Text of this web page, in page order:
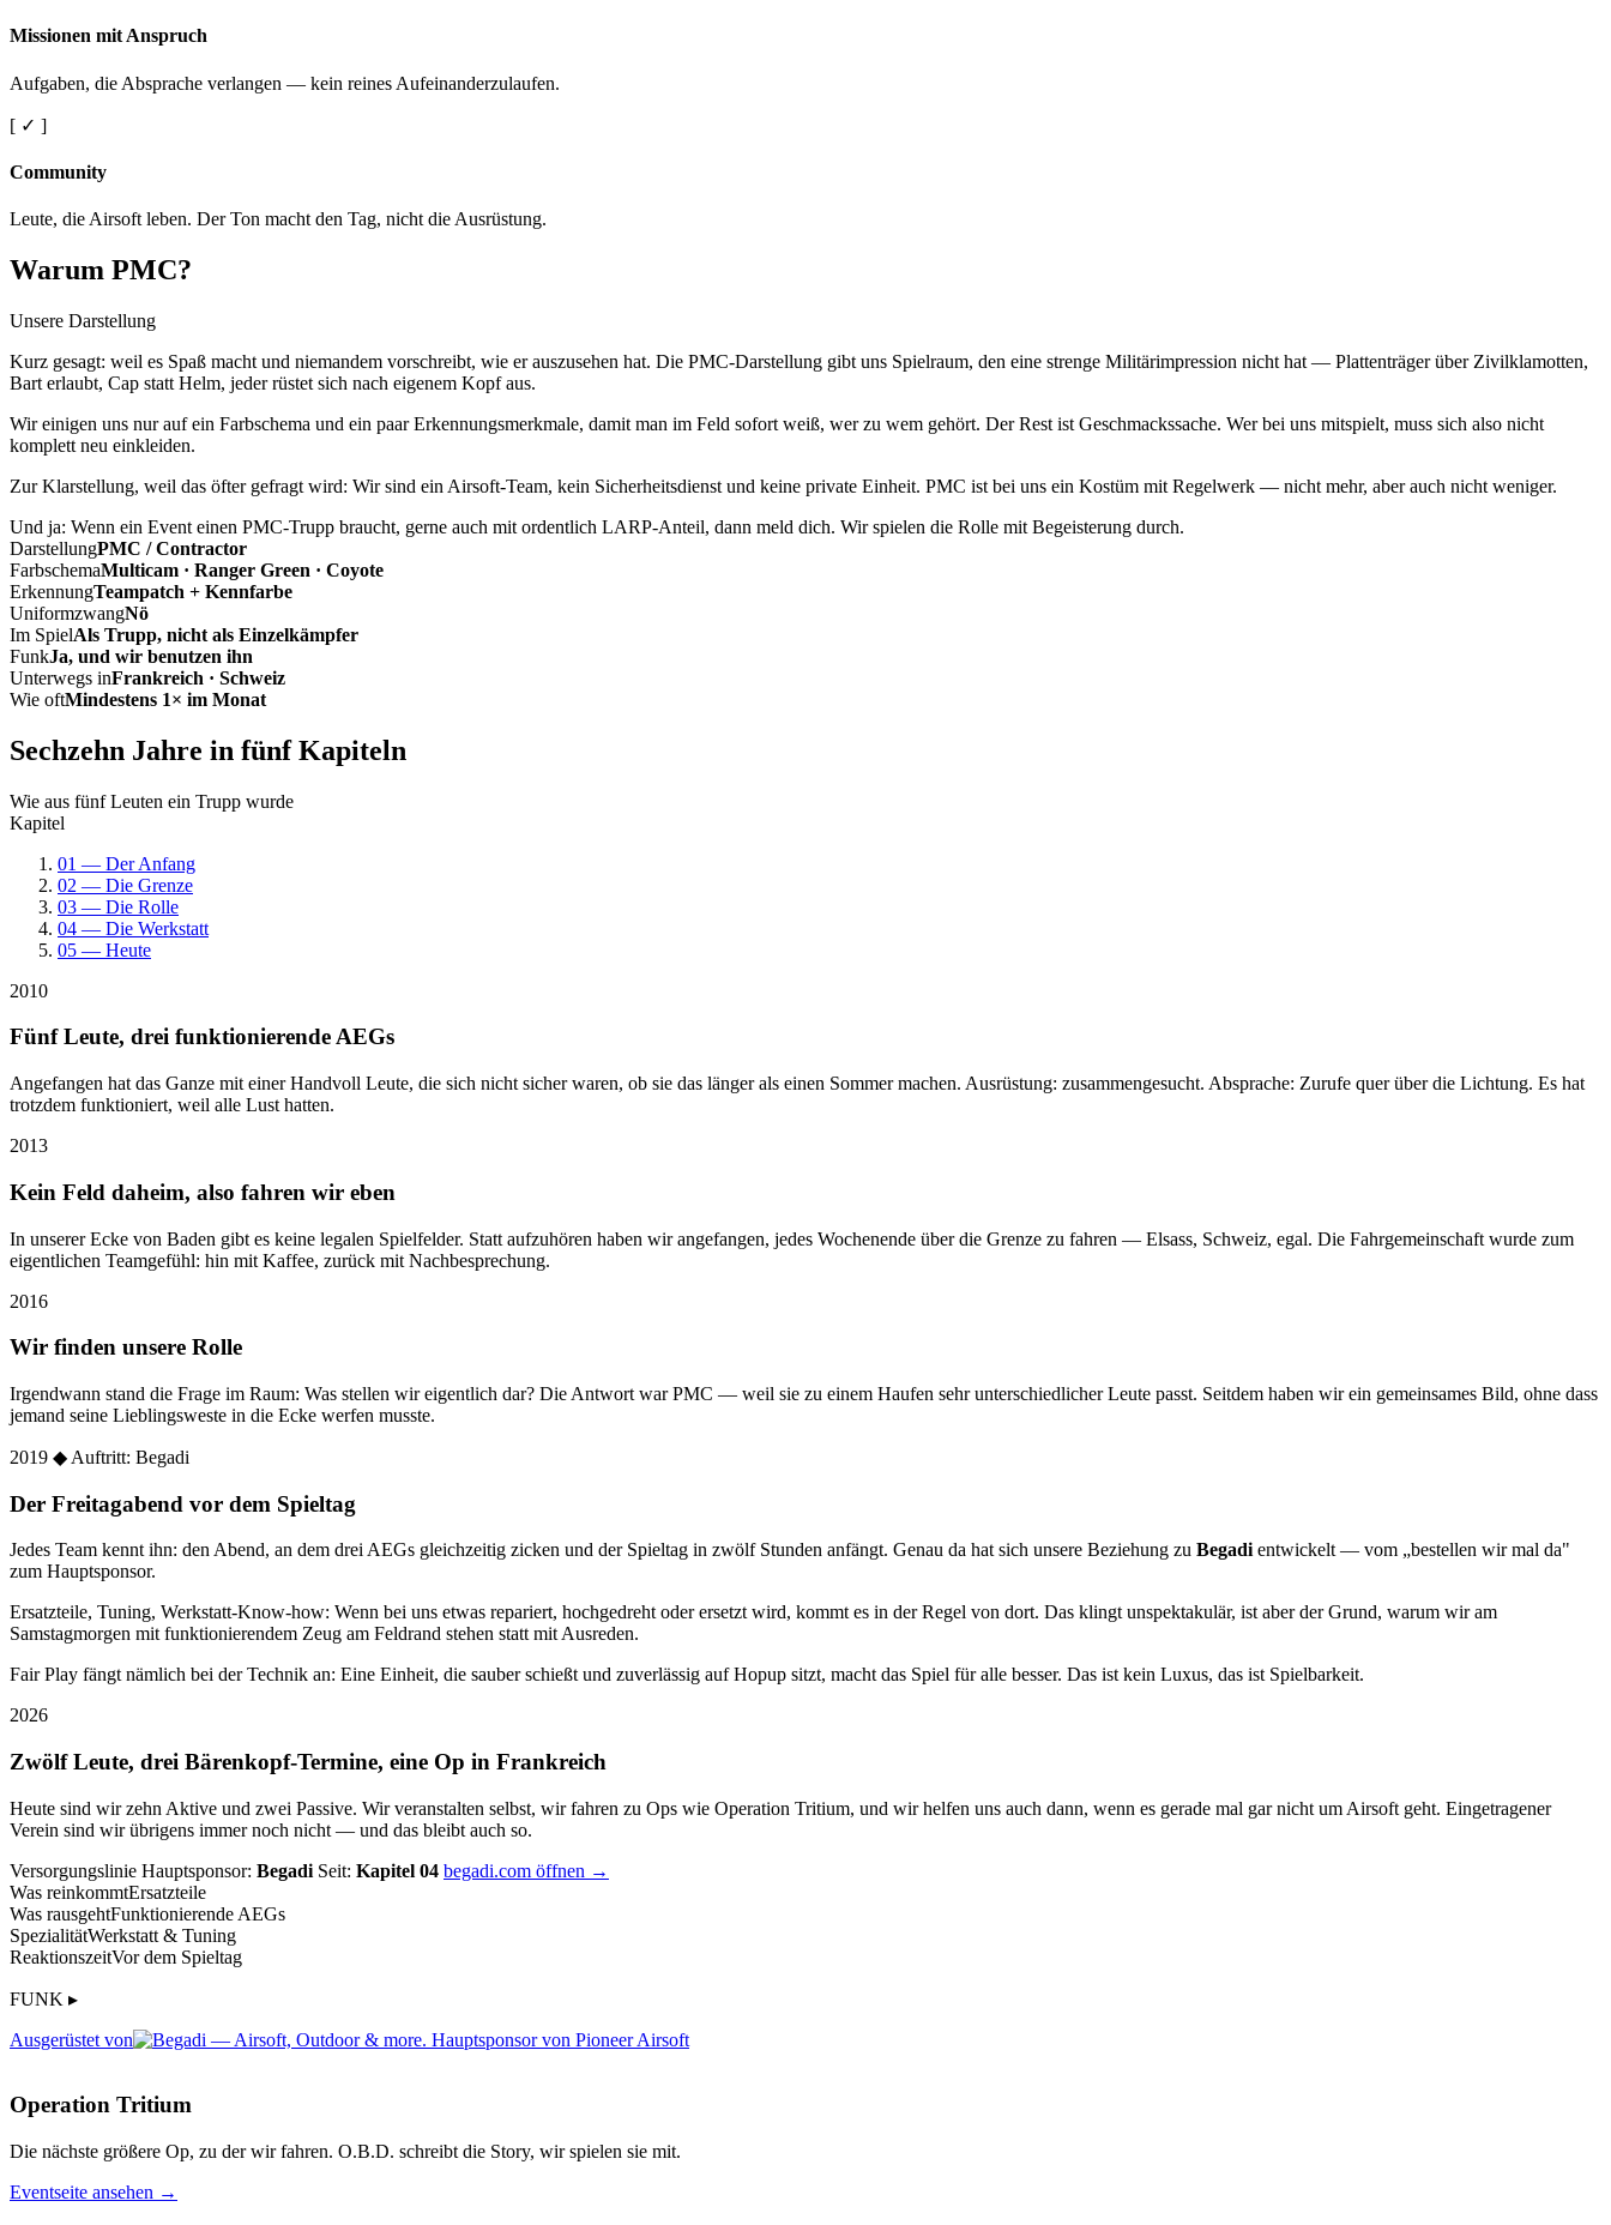
Missionen mit Anspruch
Aufgaben, die Absprache verlangen — kein reines Aufeinanderzulaufen.
[ ✓ ]
Community
Leute, die Airsoft leben. Der Ton macht den Tag, nicht die Ausrüstung.
Warum PMC?
Unsere Darstellung
Kurz gesagt: weil es Spaß macht und niemandem vorschreibt, wie er auszusehen hat. Die PMC-Darstellung gibt uns Spielraum, den eine strenge Militärimpression nicht hat — Plattenträger über Zivilklamotten,
Bart erlaubt, Cap statt Helm, jeder rüstet sich nach eigenem Kopf aus.
Wir einigen uns nur auf ein Farbschema und ein paar Erkennungsmerkmale, damit man im Feld sofort weiß, wer zu wem gehört. Der Rest ist Geschmackssache. Wer bei uns mitspielt, muss sich also nicht
komplett neu einkleiden.
Zur Klarstellung, weil das öfter gefragt wird: Wir sind ein Airsoft-Team, kein Sicherheitsdienst und keine private Einheit. PMC ist bei uns ein Kostüm mit Regelwerk — nicht mehr, aber auch nicht weniger.
Und ja: Wenn ein Event einen PMC-Trupp braucht, gerne auch mit ordentlich LARP-Anteil, dann meld dich. Wir spielen die Rolle mit Begeisterung durch.
DarstellungPMC / Contractor
FarbschemaMulticam · Ranger Green · Coyote
ErkennungTeampatch + Kennfarbe
UniformzwangNö
Im SpielAls Trupp, nicht als Einzelkämpfer
FunkJa, und wir benutzen ihn
Unterwegs inFrankreich · Schweiz
Wie oftMindestens 1× im Monat
Sechzehn Jahre in fünf Kapiteln
Wie aus fünf Leuten ein Trupp wurde
Kapitel
01 — Der Anfang
02 — Die Grenze
03 — Die Rolle
04 — Die Werkstatt
05 — Heute
2010
Fünf Leute, drei funktionierende AEGs
Angefangen hat das Ganze mit einer Handvoll Leute, die sich nicht sicher waren, ob sie das länger als einen Sommer machen. Ausrüstung: zusammengesucht. Absprache: Zurufe quer über die Lichtung. Es hat
trotzdem funktioniert, weil alle Lust hatten.
2013
Kein Feld daheim, also fahren wir eben
In unserer Ecke von Baden gibt es keine legalen Spielfelder. Statt aufzuhören haben wir angefangen, jedes Wochenende über die Grenze zu fahren — Elsass, Schweiz, egal. Die Fahrgemeinschaft wurde zum
eigentlichen Teamgefühl: hin mit Kaffee, zurück mit Nachbesprechung.
2016
Wir finden unsere Rolle
Irgendwann stand die Frage im Raum: Was stellen wir eigentlich dar? Die Antwort war PMC — weil sie zu einem Haufen sehr unterschiedlicher Leute passt. Seitdem haben wir ein gemeinsames Bild, ohne dass
jemand seine Lieblingsweste in die Ecke werfen musste.
2019 ◆ Auftritt: Begadi
Der Freitagabend vor dem Spieltag
Jedes Team kennt ihn: den Abend, an dem drei AEGs gleichzeitig zicken und der Spieltag in zwölf Stunden anfängt. Genau da hat sich unsere Beziehung zu Begadientwickelt — vom „bestellen wir mal da"
zum Hauptsponsor.
Ersatzteile, Tuning, Werkstatt-Know-how: Wenn bei uns etwas repariert, hochgedreht oder ersetzt wird, kommt es in der Regel von dort. Das klingt unspektakulär, ist aber der Grund, warum wir am
Samstagmorgen mit funktionierendem Zeug am Feldrand stehen statt mit Ausreden.
Fair Play fängt nämlich bei der Technik an: Eine Einheit, die sauber schießt und zuverlässig auf Hopup sitzt, macht das Spiel für alle besser. Das ist kein Luxus, das ist Spielbarkeit.
2026
Zwölf Leute, drei Bärenkopf-Termine, eine Op in Frankreich
Heute sind wir zehn Aktive und zwei Passive. Wir veranstalten selbst, wir fahren zu Ops wie Operation Tritium, und wir helfen uns auch dann, wenn es gerade mal gar nicht um Airsoft geht. Eingetragener
Verein sind wir übrigens immer noch nicht — und das bleibt auch so.
Versorgungslinie Hauptsponsor: Begadi Seit: Kapitel 04 begadi.com öffnen →
Was reinkommtErsatzteile
Was rausgehtFunktionierende AEGs
SpezialitätWerkstatt & Tuning
ReaktionszeitVor dem Spieltag
FUNK ▸
Ausgerüstet von
Operation Tritium
Die nächste größere Op, zu der wir fahren. O.B.D. schreibt die Story, wir spielen sie mit.
Eventseite ansehen →